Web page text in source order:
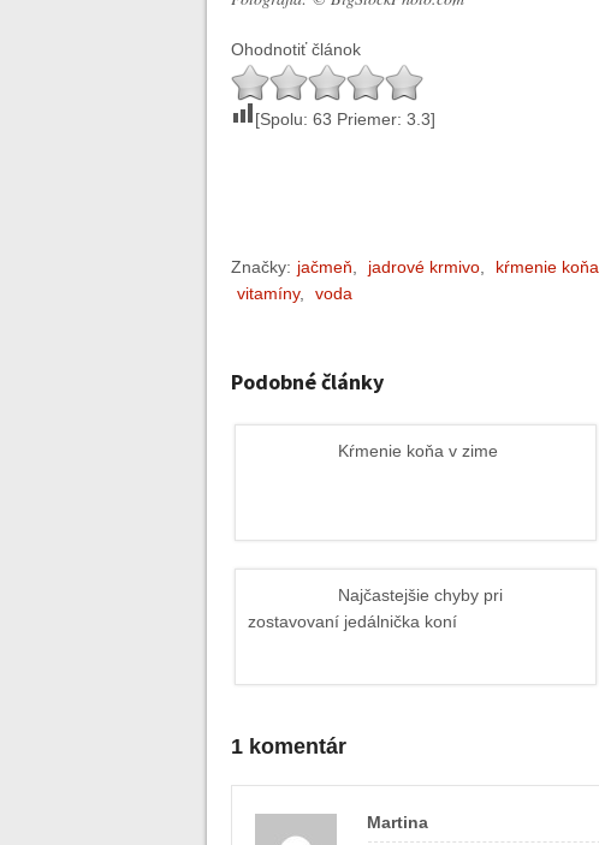
Ohodnotiť článok
[Spolu: 63 Priemer: 3.3]
Značky: jačmeň jadrové krmivo kŕmenie koňa
vitamíny, voda
Podobné články
Kŕmenie koňa v zime
Najčastejšie chyby pri
zostavovaní jedálnička koní
1 komentár
Martina